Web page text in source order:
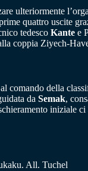
ulteriormente
quattro uscite
tedesco Kante e
coppia Ziyech-
comando della
da Semak,
iniziale
All. Tuchel